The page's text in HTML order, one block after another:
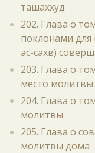
ташаххуд
202. Глава о
поклонами для
ас-сахв)
203. Глава о
место
204. Глава о
молитвы
205. Глава о
молитвы дома